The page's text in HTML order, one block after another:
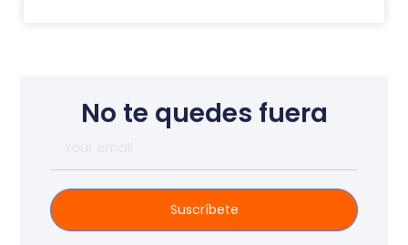
No te quedes fuera
Suscríbete